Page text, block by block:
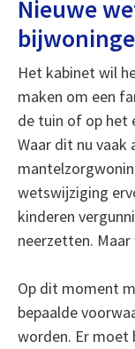
Nieuwe
Het kabinet wil
maken om een
de tuin of op het
Waar dit nu vaak
wetswijziging
kinderen
neerzetten.
Op dit moment
bepaalde
worden. Er moet